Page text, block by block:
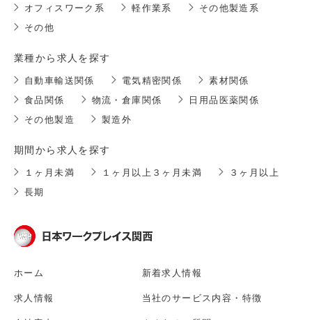
ホーム 新着求人情報
求人情報 当社のサービス内容・特徴
オフィスワーク系
軽作業系
その他製造系
その他
業種から求人を探す
自動車輸送関係 電気精密関係
素材関係
食品関係
物流・倉庫関係
日用品医薬関係
その他製造
製造外
期間から求人を探す
１ヶ月未満 １ヶ月以上３ヶ月未満
３ヶ月以上
長期